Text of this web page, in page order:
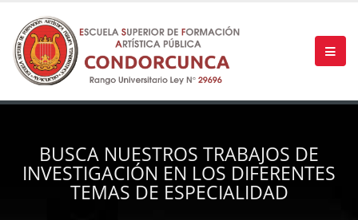
BUSCA NUESTROS TRABAJOS DE
INVESTIGACIÓN EN LOS DIFERENTES
TEMAS DE ESPECIALIDAD